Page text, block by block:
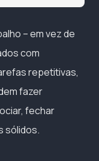
– em vez de
com
repetitivas,
fazer
fechar
sólidos.